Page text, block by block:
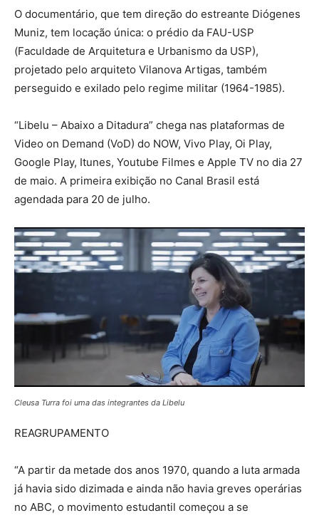
O documentário, que tem direção do estreante Diógenes
Muniz, tem locação única: o prédio da FAU-USP
(Faculdade de Arquitetura e Urbanismo da USP),
projetado pelo arquiteto Vilanova Artigas, também
perseguido e exilado pelo regime militar (1964-1985).
“Libelu – Abaixo a Ditadura” chega nas plataformas de
Video on Demand (VoD) do NOW, Vivo Play, Oi Play,
Google Play, Itunes, Youtube Filmes e Apple TV no dia 27
de maio. A primeira exibição no Canal Brasil está
agendada para 20 de julho.
Cleusa Turra foi uma das integrantes da Libelu
REAGRUPAMENTO
“A partir da metade dos anos 1970, quando a luta armada
já havia sido dizimada e ainda não havia greves operárias
no ABC, o movimento estudantil começou a se